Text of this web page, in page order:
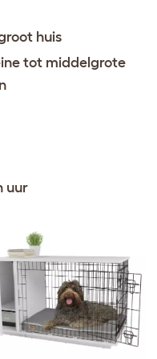
huis
tot middelgrote
uur